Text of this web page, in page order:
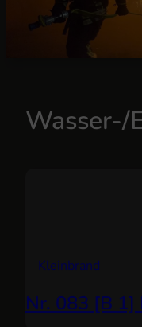
Wasser-/
Kleinbrand
Nr. 083 [B